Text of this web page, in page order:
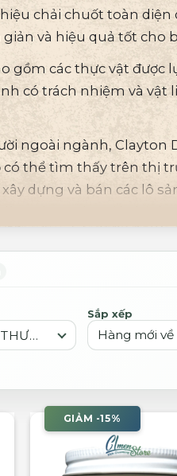
chải chuốt toàn
và hiệu quả tốt cho
gồm các thực vật được
có trách nhiệm và vật
ngoài ngành,
thể tìm thấy trên thị
dựng và bán các lô
làm cho sự hợp lý và
HIỆU
Sắp xếp
GIẢM -15%